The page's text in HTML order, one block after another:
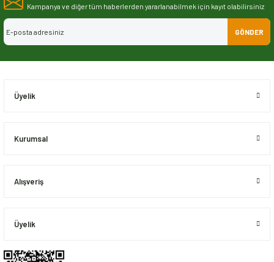
Görüş ve önerileriniz için teşekkür ederiz.
Ürün resmi kalitesiz, bozuk veya görüntülenemiyor.
Kampanya ve diğer tüm haberlerden yararlanabilmek için kayıt olabilirsiniz
GÖNDER
Üyelik
Kurumsal
Alışveriş
Üyelik